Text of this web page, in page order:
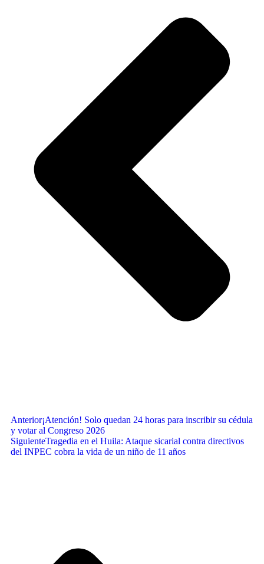
Anterior¡Atención! Solo quedan 24 horas para inscribir su cédula
y votar al Congreso 2026
SiguienteTragedia en el Huila: Ataque sicarial contra directivos
del INPEC cobra la vida de un niño de 11 años